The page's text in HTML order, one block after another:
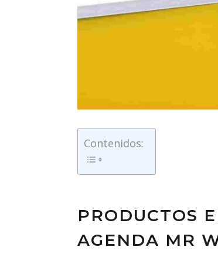
Contenidos:
PRODUCTOS
AGENDA MR